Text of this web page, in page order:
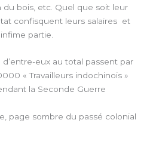
du bois, etc. Quel que soit leur
confisquent leurs salaires et
partie.
eux au total passent par
« Travailleurs indochinois »
la Seconde Guerre
page sombre du passé colonial